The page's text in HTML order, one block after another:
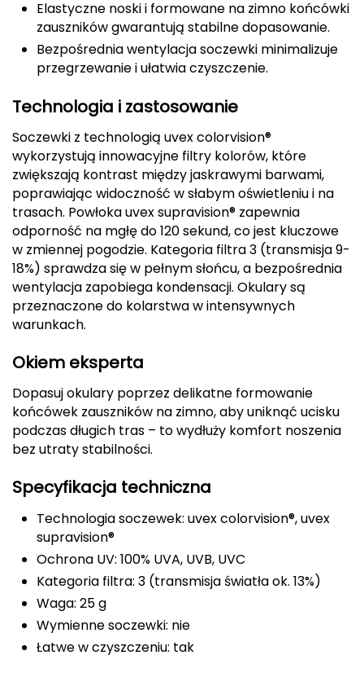
Cassin
Ciele Athletics
Climbing Technology
Coleman
Columbia
Comodo
D
DUNLOP
Darn Tough
Deuter
Dolomite
EISBAR
ENERO
ENERO CAMP
ENERO PRO
Elmer by Swany
Elastyczne noski i formowane na zimno końcówki
zauszników gwarantują stabilne dopasowanie.
Bezpośrednia wentylacja soczewki minimalizuje
przegrzewanie i ułatwia czyszczenie.
Technologia i zastosowanie
Soczewki z technologią uvex colorvision®
wykorzystują innowacyjne filtry kolorów, które
zwiększają kontrast między jaskrawymi barwami,
poprawiając widoczność w słabym oświetleniu i na
trasach. Powłoka uvex supravision® zapewnia
odporność na mgłę do 120 sekund, co jest kluczowe
w zmiennej pogodzie. Kategoria filtra 3 (transmisja 9-
18%) sprawdza się w pełnym słońcu, a bezpośrednia
wentylacja zapobiega kondensacji. Okulary są
przeznaczone do kolarstwa w intensywnych
warunkach.
Okiem eksperta
Dopasuj okulary poprzez delikatne formowanie
końcówek zauszników na zimno, aby uniknąć ucisku
podczas długich tras – to wydłuży komfort noszenia
bez utraty stabilności.
Specyfikacja techniczna
Technologia soczewek: uvex colorvision®, uvex
supravision®
Ochrona UV: 100% UVA, UVB, UVC
Kategoria filtra: 3 (transmisja światła ok. 13%)
Waga: 25 g
Wymienne soczewki: nie
Łatwe w czyszczeniu: tak